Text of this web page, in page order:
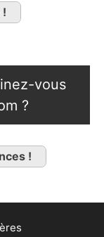
!
vous
?
!